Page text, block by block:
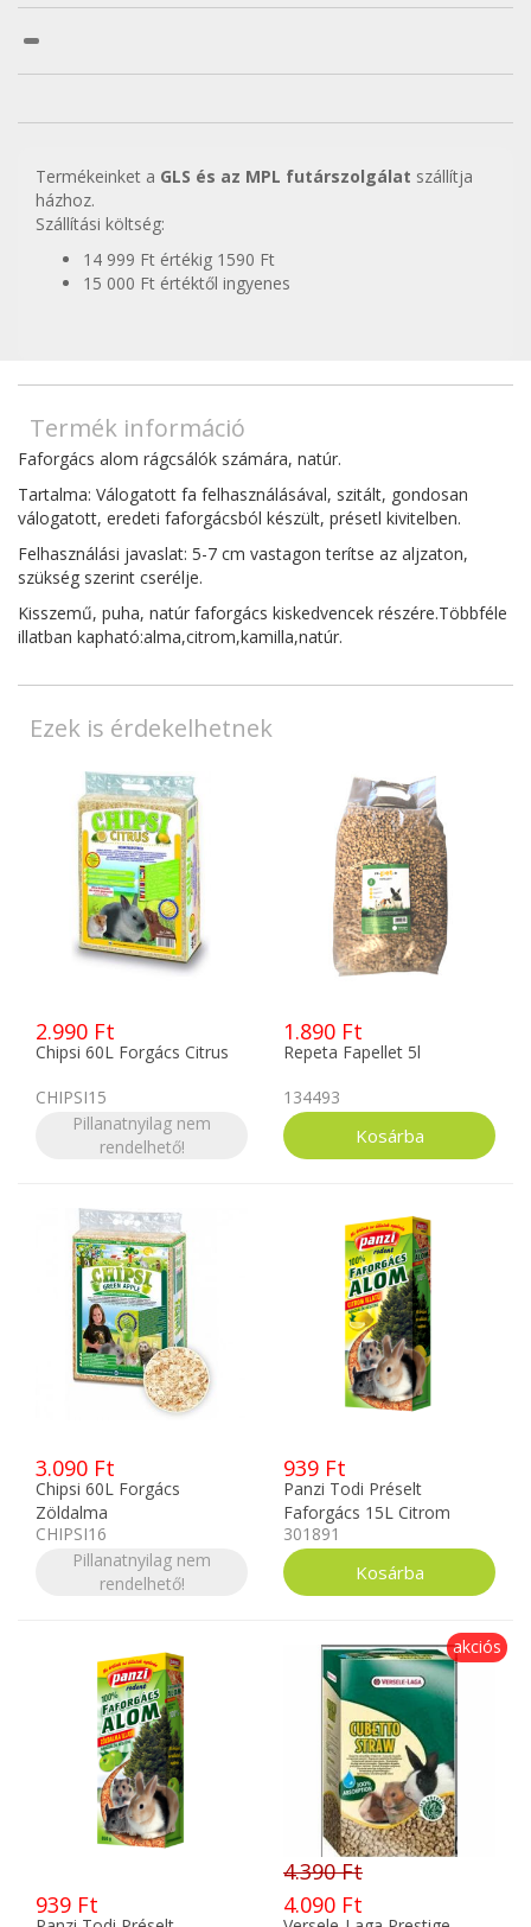
Termékeinket a GLS és az MPL futárszolgálat szállítja
házhoz.
Szállítási költség:
14 999 Ft értékig 1590 Ft
15 000 Ft értéktől ingyenes
Termék információ
Faforgács alom rágcsálók számára, natúr.
Tartalma: Válogatott fa felhasználásával, szitált, gondosan
válogatott, eredeti faforgácsból készült, présetl kivitelben.
Felhasználási javaslat: 5-7 cm vastagon terítse az aljzaton,
szükség szerint cserélje.
Kisszemű, puha, natúr faforgács kiskedvencek részére.Többféle
illatban kapható:alma,citrom,kamilla,natúr.
Ezek is érdekelhetnek
2.990 Ft
Chipsi 60L Forgács Citrus
CHIPSI15
Pillanatnyilag nem
rendelhető!
1.890 Ft
Repeta Fapellet 5l
134493
3.090 Ft
Chipsi 60L Forgács
Zöldalma
CHIPSI16
Pillanatnyilag nem
rendelhető!
939 Ft
Panzi Todi Préselt
Faforgács 15L Citrom
301891
939 Ft
akciós
4.390 Ft
4.090 Ft